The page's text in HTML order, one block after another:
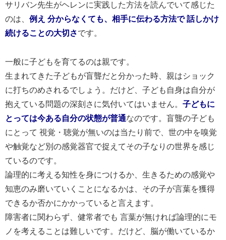
サリバン先生がヘレンに実践した方法を読んでいて感じた
のは、 例え 分からなくても、相手に伝わる方法で 話しかけ
続けることの大切さです。
一般に子どもを育てるのは親です。
生まれてきた子どもが盲聾だと分かった時、親はショック
に打ちのめされるでしょう。だけど、子ども自身は自分が
抱えている問題の深刻さに気付いてはいません。 子どもに
とっては今ある自分の状態が普通なのです。盲聾の子ども
にとって 視覚・聴覚が無いのは当たり前で、世の中を嗅覚
や触覚など別の感覚器官で捉えてその子なりの世界を感じ
ているのです。
論理的に考える知性を身につけるか、生きるための感覚や
知恵のみ磨いていくことになるかは、その子が言葉を獲得
できるか否かにかかっていると言えます。
障害者に関わらず、健常者でも 言葉が無ければ論理的にモ
ノを考えることは難しいです。だけど、脳が働いているか